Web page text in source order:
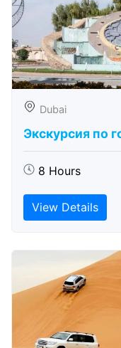
Dubai
Экскурсия по
8 Hours
View Details